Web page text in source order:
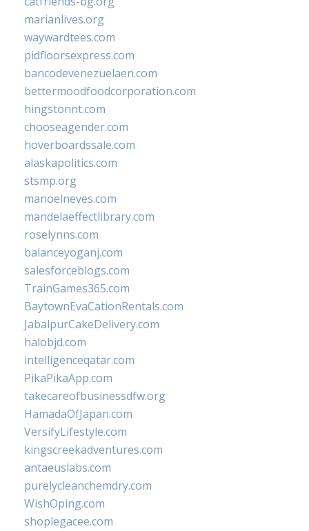
marianlives.org
waywardtees.com
pidfloorsexpress.com
bancodevenezuelaen.com
bettermoodfoodcorporation.com
hingstonnt.com
chooseagender.com
hoverboardssale.com
alaskapolitics.com
stsmp.org
manoelneves.com
mandelaeffectlibrary.com
roselynns.com
balanceyoganj.com
salesforceblogs.com
TrainGames365.com
BaytownEvaCationRentals.com
JabalpurCakeDelivery.com
halobjd.com
intelligenceqatar.com
PikaPikaApp.com
takecareofbusinessdfw.org
HamadaOfJapan.com
VersifyLifestyle.com
kingscreekadventures.com
antaeuslabs.com
purelycleanchemdry.com
WishOping.com
shoplegacee.com